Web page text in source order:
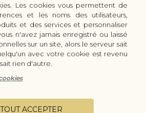
Modes de livraison
Demande de devis
Contact
de Vente
Les cookies vous permettent de
et les noms des utilisateurs,
et des services et personnaliser
n'avez jamais enregistré ou laissé
sur un site, alors le serveur sait
avec votre cookie est revenu
rien d'autre.
TOUT ACCEPTER